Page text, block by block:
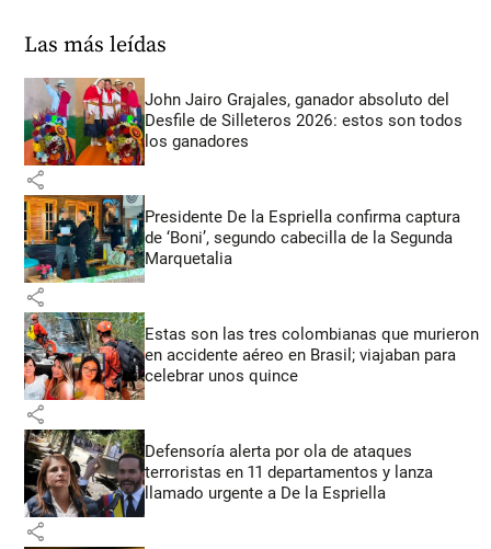
Las más leídas
John Jairo Grajales, ganador absoluto del
Desfile de Silleteros 2026: estos son todos
los ganadores
share
Presidente De la Espriella confirma captura
de ‘Boni’, segundo cabecilla de la Segunda
Marquetalia
share
Estas son las tres colombianas que murieron
en accidente aéreo en Brasil; viajaban para
celebrar unos quince
share
Defensoría alerta por ola de ataques
terroristas en 11 departamentos y lanza
llamado urgente a De la Espriella
share